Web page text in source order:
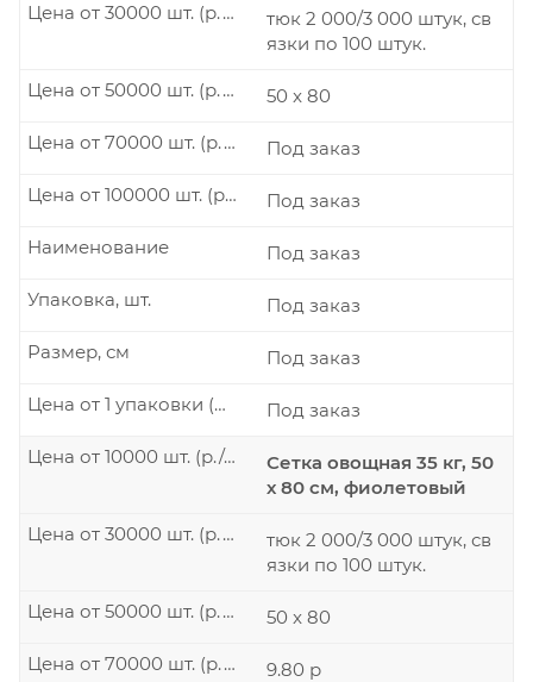
тюк 2 000/3 000 штук, св
язки по 100 штук.
Цена от 30000 шт. (р./шт.)
50 x 80
Цена от 50000 шт. (р./шт.)
Под заказ
Цена от 70000 шт. (р./шт.)
Под заказ
Цена от 100000 шт. (р./шт.)
Под заказ
Наименование
Под заказ
Упаковка, шт.
Под заказ
Размер, см
Под заказ
Цена от 1 упаковки (р./шт.)
Сетка овощная 35 кг, 50
х 80 см, фиолетовый
Цена от 10000 шт. (р./шт.)
тюк 2 000/3 000 штук, св
язки по 100 штук.
Цена от 30000 шт. (р./шт.)
50 x 80
Цена от 50000 шт. (р./шт.)
9.80 р
Цена от 70000 шт. (р./шт.)